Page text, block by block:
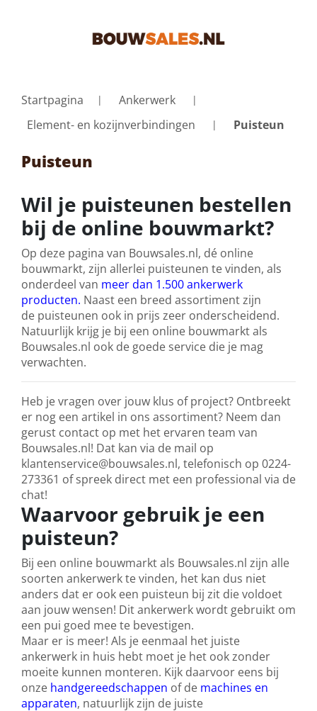
Startpagina
Ankerwerk
Element- en kozijnverbindingen
Puisteun
Puisteun
Wil je puisteunen bestellen
bij de online bouwmarkt?
Op deze pagina van Bouwsales.nl, dé online
bouwmarkt, zijn allerlei puisteunen te vinden, als
onderdeel van meer dan 1.500 ankerwerk
producten. Naast een breed assortiment zijn
de puisteunen ook in prijs zeer onderscheidend.
Natuurlijk krijg je bij een online bouwmarkt als
Bouwsales.nl ook de goede service die je mag
verwachten.
Heb je vragen over jouw klus of project? Ontbreekt
er nog een artikel in ons assortiment? Neem dan
gerust contact op met het ervaren team van
Bouwsales.nl! Dat kan via de mail op
klantenservice@bouwsales.nl, telefonisch op 0224-
273361 of spreek direct met een professional via de
chat!
Waarvoor gebruik je een
puisteun?
Bij een online bouwmarkt als Bouwsales.nl zijn alle
soorten ankerwerk te vinden, het kan dus niet
anders dat er ook een puisteun bij zit die voldoet
aan jouw wensen! Dit ankerwerk wordt gebruikt om
een pui goed mee te bevestigen.
Maar er is meer! Als je eenmaal het juiste
ankerwerk in huis hebt moet je het ook zonder
moeite kunnen monteren. Kijk daarvoor eens bij
onze handgereedschappen of de machines en
apparaten, natuurlijk zijn de juiste